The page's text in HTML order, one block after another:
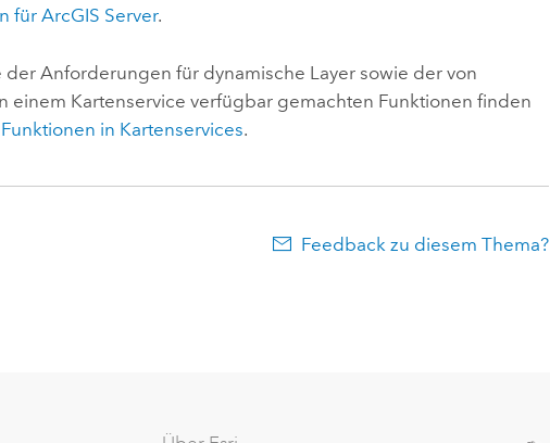
fürArcGIS Server.
der Anforderungen für dynamische Layer sowie der von
einem Kartenservice verfügbar gemachten Funktionen finden
in Kartenservices.
Feedback zu diesem Thema?